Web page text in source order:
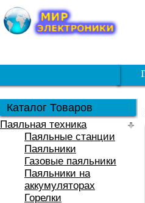
Каталог Товаров
Паяльная техника
Паяльные станции
Паяльники
Газовые паяльники
Паяльники на
аккумуляторах
Горелки